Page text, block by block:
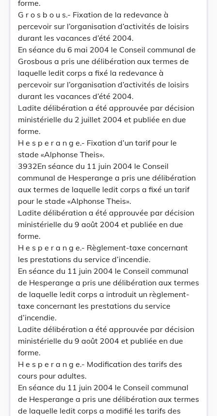
forme.
G r o s b o u s.- Fixation de la redevance à
percevoir sur l’organisation d’activités de loisirs
durant les vacances d’été 2004.
En séance du 6 mai 2004 le Conseil communal de
Grosbous a pris une délibération aux termes de
laquelle ledit corps a fixé la redevance à
percevoir sur l’organisation d’activités de loisirs
durant les vacances d’été 2004.
Ladite délibération a été approuvée par décision
ministérielle du 2 juillet 2004 et publiée en due
forme.
H e s p e r a n g e.- Fixation d’un tarif pour le
stade «Alphonse Theis».
3932En séance du 11 juin 2004 le Conseil
communal de Hesperange a pris une délibération
aux termes de laquelle ledit corps a fixé un tarif
pour le stade «Alphonse Theis».
Ladite délibération a été approuvée par décision
ministérielle du 9 août 2004 et publiée en due
forme.
H e s p e r a n g e.- Règlement-taxe concernant
les prestations du service d’incendie.
En séance du 11 juin 2004 le Conseil communal
de Hesperange a pris une délibération aux termes
de laquelle ledit corps a introduit un règlement-
taxe concernant les prestations du service
d’incendie.
Ladite délibération a été approuvée par décision
ministérielle du 9 août 2004 et publiée en due
forme.
H e s p e r a n g e.- Modification des tarifs des
cours pour adultes.
En séance du 11 juin 2004 le Conseil communal
de Hesperange a pris une délibération aux termes
de laquelle ledit corps a modifié les tarifs des